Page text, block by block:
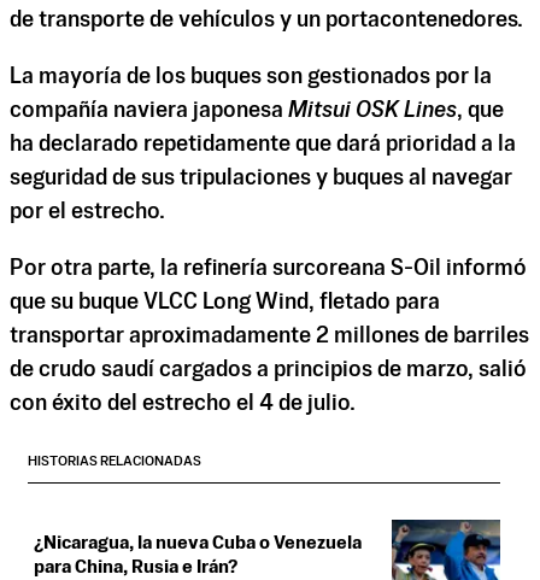
de transporte de vehículos y un portacontenedores.
La mayoría de los buques son gestionados por la
compañía naviera japonesa Mitsui OSK Lines, que
ha declarado repetidamente que dará prioridad a la
seguridad de sus tripulaciones y buques al navegar
por el estrecho.
Por otra parte, la refinería surcoreana S-Oil informó
que su buque VLCC Long Wind, fletado para
transportar aproximadamente 2 millones de barriles
de crudo saudí cargados a principios de marzo, salió
con éxito del estrecho el 4 de julio.
HISTORIAS RELACIONADAS
¿Nicaragua, la nueva Cuba o Venezuela
para China, Rusia e Irán?